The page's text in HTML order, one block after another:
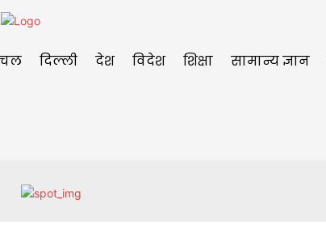
दिल्ली देश विदेश शिक्षा सामान्य ज्ञान